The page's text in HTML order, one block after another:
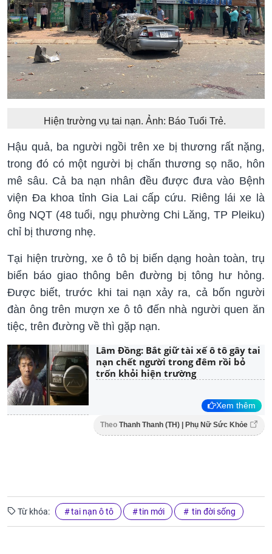
Hiện trường vụ tai nạn. Ảnh: Báo Tuổi Trẻ.
Hậu quả, ba người ngồi trên xe bị thương rất nặng,
trong đó có một người bị chấn thương sọ não, hôn
mê sâu. Cả ba nạn nhân đều được đưa vào Bệnh
viện Đa khoa tỉnh Gia Lai cấp cứu. Riêng lái xe là
ông NQT (48 tuổi, ngụ phường Chi Lăng, TP Pleiku)
chỉ bị thương nhẹ.
Tại hiện trường, xe ô tô bị biến dạng hoàn toàn, trụ
biển báo giao thông bên đường bị tông hư hỏng.
Được biết, trước khi tai nạn xảy ra, cả bốn người
đàn ông trên mượn xe ô tô đến nhà người quen ăn
tiệc, trên đường về thì gặp nạn.
Lâm Đồng: Bắt giữ tài xế ô tô gây tai
nạn chết người trong đêm rồi bỏ
trốn khỏi hiện trường
Xem thêm
Theo Thanh Thanh (TH) | Phụ Nữ Sức Khỏe
Từ khóa: tai nạn ô tô tin mới tin đời sống